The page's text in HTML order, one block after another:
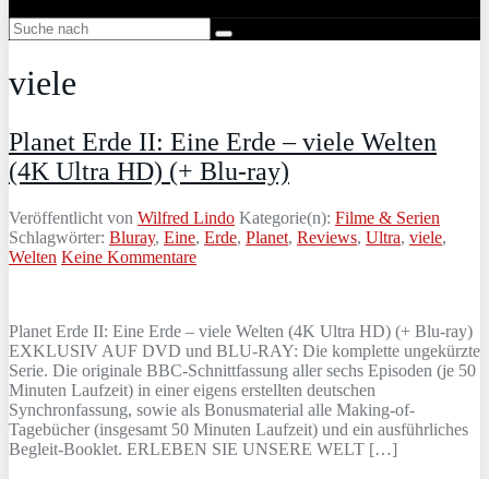
viele
Planet Erde II: Eine Erde – viele Welten
(4K Ultra HD) (+ Blu-ray)
Veröffentlicht von Wilfred Lindo Kategorie(n): Filme & Serien
Schlagwörter: Bluray, Eine, Erde, Planet, Reviews, Ultra, viele,
Welten Keine Kommentare
Planet Erde II: Eine Erde – viele Welten (4K Ultra HD) (+ Blu-ray)
EXKLUSIV AUF DVD und BLU-RAY: Die komplette ungekürzte
Serie. Die originale BBC-Schnittfassung aller sechs Episoden (je 50
Minuten Laufzeit) in einer eigens erstellten deutschen
Synchronfassung, sowie als Bonusmaterial alle Making-of-
Tagebücher (insgesamt 50 Minuten Laufzeit) und ein ausführliches
Begleit-Booklet. ERLEBEN SIE UNSERE WELT […]